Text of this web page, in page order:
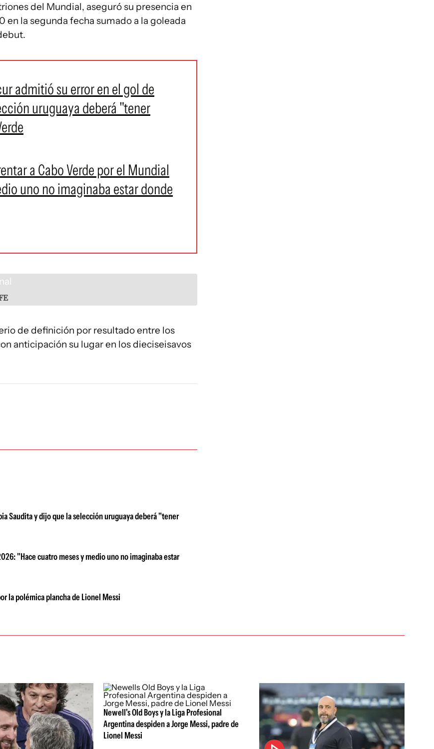
del Mundial, aseguró su presencia en
en la segunda fecha sumado a la goleada
admitió su error en el gol de
uruguaya deberá "tener
a Cabo Verde por el Mundial
uno no imaginaba estar donde
de definición por resultado entre los
anticipación su lugar en los dieciseisavos
Saudita y dijo que la selección uruguaya deberá "tener
"Hace cuatro meses y medio uno no imaginaba estar
la polémica plancha de Lionel Messi
Newell's Old Boys y la Liga Profesional
Argentina despiden a Jorge Messi, padre de
Lionel Messi